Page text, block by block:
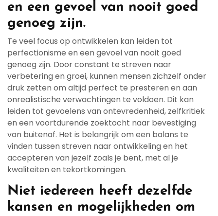
en een gevoel van nooit goed
genoeg zijn.
Te veel focus op ontwikkelen kan leiden tot
perfectionisme en een gevoel van nooit goed
genoeg zijn. Door constant te streven naar
verbetering en groei, kunnen mensen zichzelf onder
druk zetten om altijd perfect te presteren en aan
onrealistische verwachtingen te voldoen. Dit kan
leiden tot gevoelens van ontevredenheid, zelfkritiek
en een voortdurende zoektocht naar bevestiging
van buitenaf. Het is belangrijk om een balans te
vinden tussen streven naar ontwikkeling en het
accepteren van jezelf zoals je bent, met al je
kwaliteiten en tekortkomingen.
Niet iedereen heeft dezelfde
kansen en mogelijkheden om